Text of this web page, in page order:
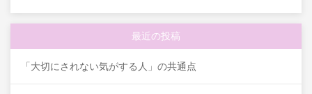
最近の投稿
「大切にされない気がする人」の共通点